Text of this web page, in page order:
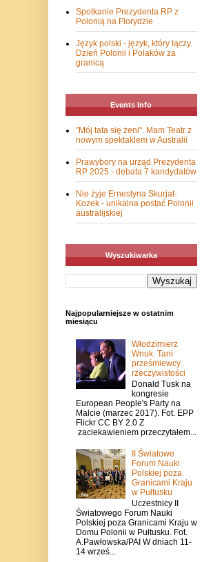
Spotkanie Prezydenta RP z
Polonią na Florydzie
Język polski - język, który łączy.
Dzień Polonii i Polaków za
granicą
Events Info
"Mój tata się żeni". Mam Teatr z
nowym spektaklem w Australii
Prawybory na urząd Prezydenta
RP 2025 - debata 7 kandydatów
Nie żyje Ernestyna Skurjat-
Kozek - unikalna postać Polonii
australijskiej
Wyszukiwarka
Najpopularniejsze w ostatnim
miesiącu
Włodzimierz
Wnuk: Tani
prześmiewcy
rzeczywistości
Donald Tusk na
kongresie
European People's Party na
Malcie (marzec 2017). Fot. EPP
Flickr CC BY 2.0 Z
zaciekawieniem przeczytałem...
II Światowe
Forum Nauki
Polskiej poza
Granicami Kraju
w Pułtusku
Uczestnicy II
Światowego Forum Nauki
Polskiej poza Granicami Kraju w
Domu Polonii w Pułtusku. Fot.
A.Pawłowska/PAI W dniach 11-
14 wrześ...